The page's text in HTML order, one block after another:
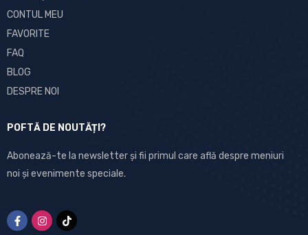
CONTUL MEU
FAVORITE
FAQ
BLOG
DESPRE NOI
POFTĂ DE NOUTĂȚI?
Abonează-te la newsletter și fii primul care află despre meniuri
noi și evenimente speciale.